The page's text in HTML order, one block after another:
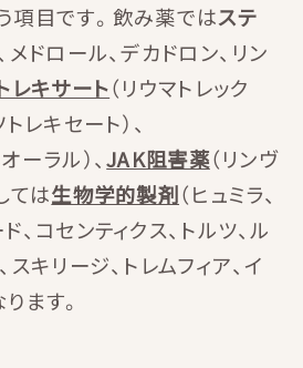
項目です。飲み薬ではステ
メドロール、デカドロン、リン
レキサート（リウマトレック
レキセート）、
ーラル）、JAK阻害薬（リンヴ
ては生物学的製剤（ヒュミラ、
、コセンティクス、トルツ、ル
スキリージ、トレムフィア、イ
ます。